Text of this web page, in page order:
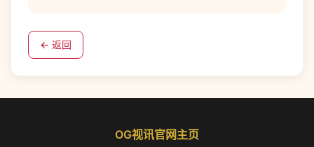
← 返回
OG视讯官网主页